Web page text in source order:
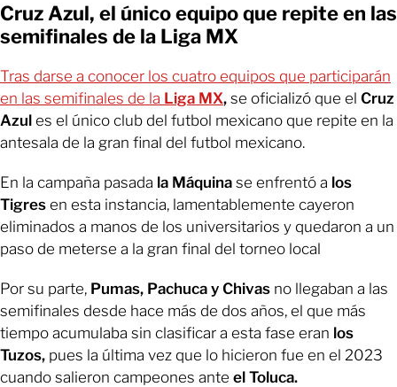
Cruz Azul, el único equipo que repite en las
semifinales de la Liga MX
Tras darse a conocer los cuatro equipos que participarán
en las semifinales de la Liga MX, se oficializó que el Cruz
Azul es el único club del futbol mexicano que repite en la
antesala de la gran final del futbol mexicano.
En la campaña pasada la Máquina se enfrentó a los
Tigres en esta instancia, lamentablemente cayeron
eliminados a manos de los universitarios y quedaron a un
paso de meterse a la gran final del torneo local
Por su parte, Pumas, Pachuca y Chivas no llegaban a las
semifinales desde hace más de dos años, el que más
tiempo acumulaba sin clasificar a esta fase eran los
Tuzos, pues la última vez que lo hicieron fue en el 2023
cuando salieron campeones ante el Toluca.